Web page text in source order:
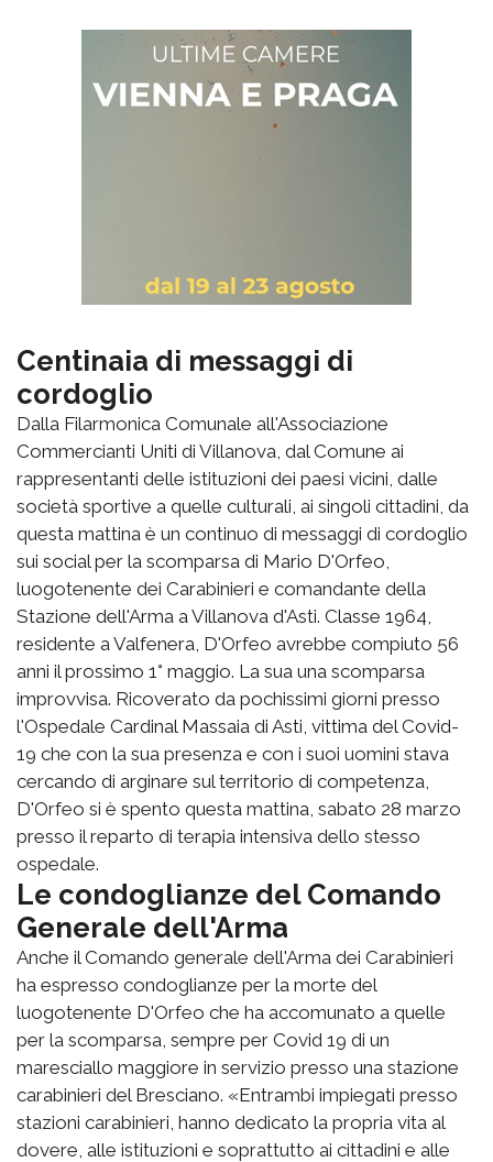
Centinaia di messaggi di
cordoglio
Dalla Filarmonica Comunale all'Associazione
Commercianti Uniti di Villanova, dal Comune ai
rappresentanti delle istituzioni dei paesi vicini, dalle
società sportive a quelle culturali, ai singoli cittadini, da
questa mattina è un continuo di messaggi di cordoglio
sui social per la scomparsa di Mario D'Orfeo,
luogotenente dei Carabinieri e comandante della
Stazione dell'Arma a Villanova d'Asti. Classe 1964,
residente a Valfenera, D'Orfeo avrebbe compiuto 56
anni il prossimo 1° maggio. La sua una scomparsa
improvvisa. Ricoverato da pochissimi giorni presso
l'Ospedale Cardinal Massaia di Asti, vittima del Covid-
19 che con la sua presenza e con i suoi uomini stava
cercando di arginare sul territorio di competenza,
D'Orfeo si è spento questa mattina, sabato 28 marzo
presso il reparto di terapia intensiva dello stesso
ospedale.
Le condoglianze del Comando
Generale dell'Arma
Anche il Comando generale dell'Arma dei Carabinieri
ha espresso condoglianze per la morte del
luogotenente D'Orfeo che ha accomunato a quelle
per la scomparsa, sempre per Covid 19 di un
maresciallo maggiore in servizio presso una stazione
carabinieri del Bresciano. «Entrambi impiegati presso
stazioni carabinieri, hanno dedicato la propria vita al
dovere, alle istituzioni e soprattutto ai cittadini e alle